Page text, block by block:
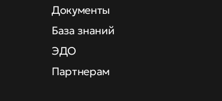
Документы
База знаний
ЭДО
Партнерам